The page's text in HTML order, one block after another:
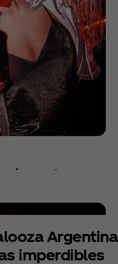
de la trivia
Argentina
imperdibles